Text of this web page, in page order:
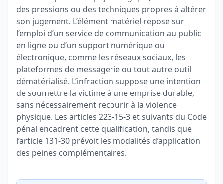
des pressions ou des techniques propres à altérer
son jugement. L’élément matériel repose sur
l’emploi d’un service de communication au public
en ligne ou d’un support numérique ou
électronique, comme les réseaux sociaux, les
plateformes de messagerie ou tout autre outil
dématérialisé. L’infraction suppose une intention
de soumettre la victime à une emprise durable,
sans nécessairement recourir à la violence
physique. Les articles 223-15-3 et suivants du Code
pénal encadrent cette qualification, tandis que
l’article 131-30 prévoit les modalités d’application
des peines complémentaires.